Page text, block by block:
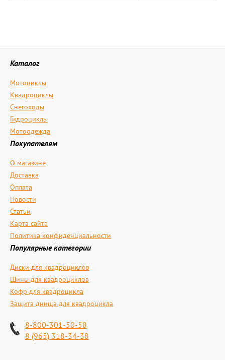
Каталог
Мотоциклы
Квадроциклы
Снегоходы
Гидроциклы
Мотоодежда
Покупателям
О магазине
Доставка
Оплата
Новости
Статьи
Карта сайта
Политика конфиденциальности
Популярные категории
Диски для квадроциклов
Шины для квадроциклов
Кофр для квадроцикла
Защита днища для квадроцикла
8-800-301-50-58
8 (965) 318-34-38